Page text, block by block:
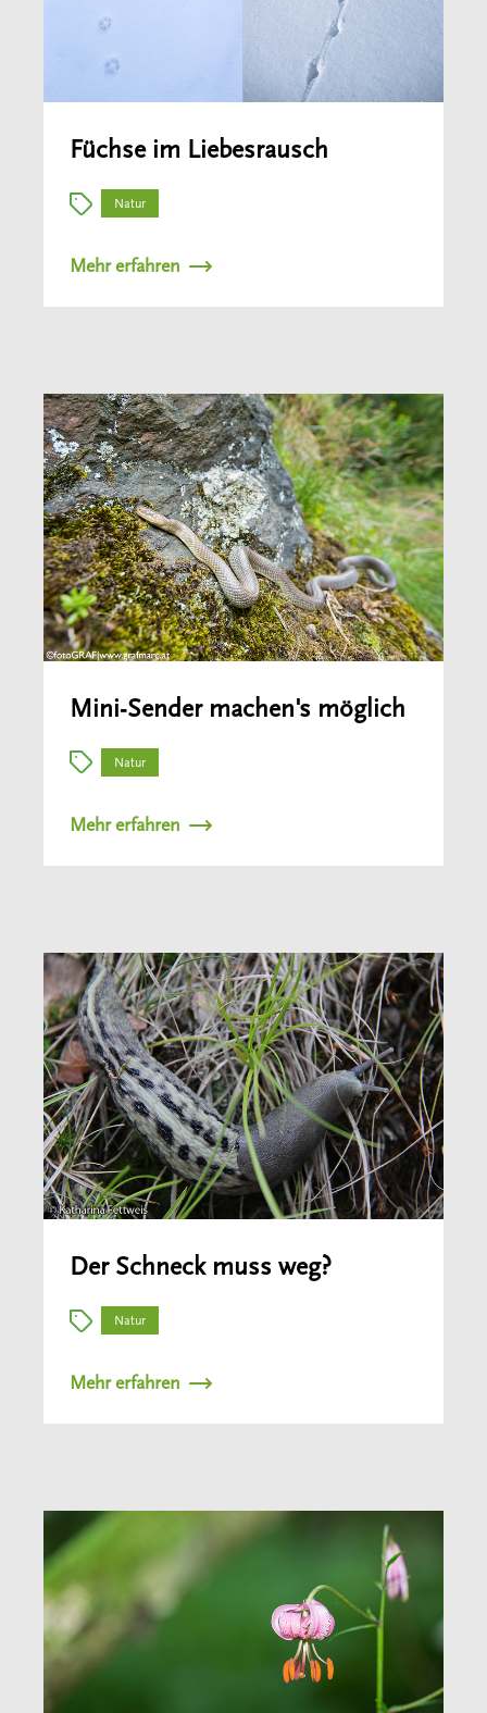
Füchse im Liebesrausch
Natur
Mehr erfahren
Mini-Sender machen's möglich
Natur
Mehr erfahren
Der Schneck muss weg?
Natur
Mehr erfahren